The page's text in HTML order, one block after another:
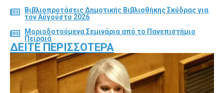
Βιβλιοπροτάσεις Δημοτικής Βιβλιοθήκης Σκύδρας για
τον Αύγούστο 2026
Μοριοδοτούμενα Σεμινάρια από το Πανεπιστήμιο
Πειραιά
ΔΕΊΤΕ ΠΕΡΙΣΣΌΤΕΡΑ